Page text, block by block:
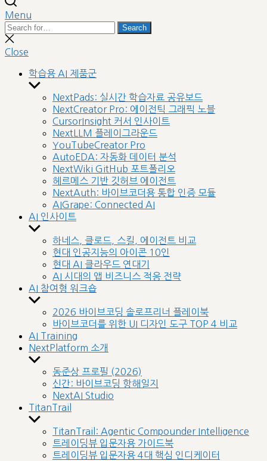
Menu
Search
for:
Search
Close
search
Close
학습용 AI 제품군
Show
sub
menu
NextPads: 실시간 학습자료 공유보드
NextCreator Pro: 에이전틱 그래픽 노블
CursorInsight 커서 인사이트
NextLLM 플레이그라운드
YouTubeCreator Pro
AutoEDA: 자동화 데이터 분석
NextWiki GitHub 포트폴리오
헤르메스 기반 깃허브 에이전트
NextAuth: 바이브코더용 통합 인증 모듈
AIGrape: Connected AI
AI 인사이트
Show
sub
menu
하네스, 클로드, 스킬, 에이전트 비교
현대 인공지능의 아이콘 10인
현대 AI 클라우드 연대기
AI 시대의 앱 비즈니스 적응 전략
AI 참여형 워크숍
Show
sub
menu
2026 바이브코딩 솔로프리너 플레이북
바이브코더를 위한 UI 디자인 도구 TOP 4 비교
AI Training
NextPlatform 소개
Show
sub
menu
동준상 프로필 (2026)
신간: 바이브코딩 항해일지
NextAI Studio
TitanTrail
Show
sub
menu
TitanTrail: Agentic Compounder Intelligence
트레이딩뷰 입문자용 가이드북
트레이딩뷰 입문자용 4대 핵심 인디케이터